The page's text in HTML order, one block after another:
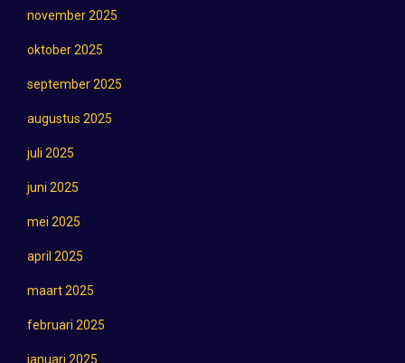
november 2025
oktober 2025
september 2025
augustus 2025
juli 2025
juni 2025
mei 2025
april 2025
maart 2025
februari 2025
januari 2025